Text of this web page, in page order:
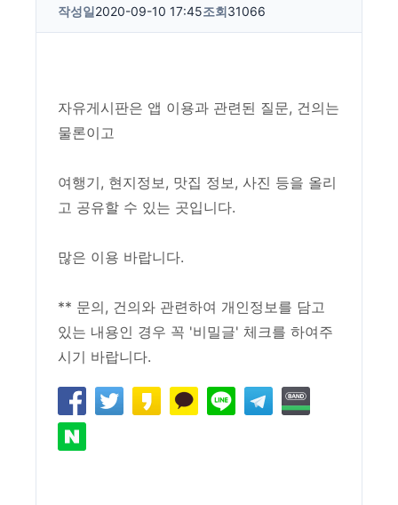
작성일2020-09-10 17:45조회31066
자유게시판은 앱 이용과 관련된 질문, 건의는
물론이고
여행기, 현지정보, 맛집 정보, 사진 등을 올리
고 공유할 수 있는 곳입니다.
많은 이용 바랍니다.
** 문의, 건의와 관련하여 개인정보를 담고
있는 내용인 경우 꼭 '비밀글' 체크를 하여주
시기 바랍니다.